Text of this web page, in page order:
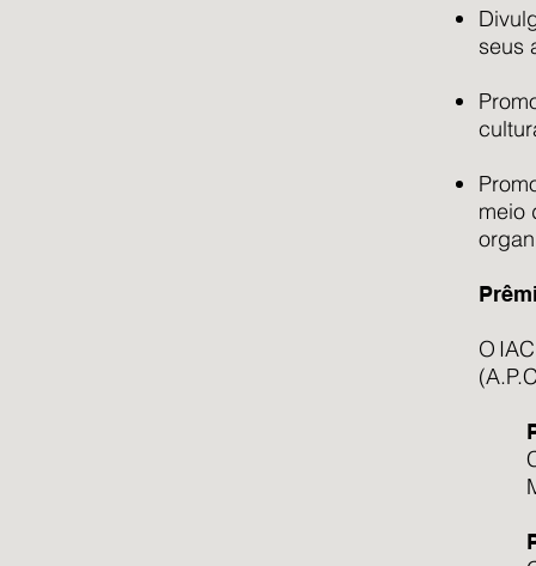
seus
meio
O